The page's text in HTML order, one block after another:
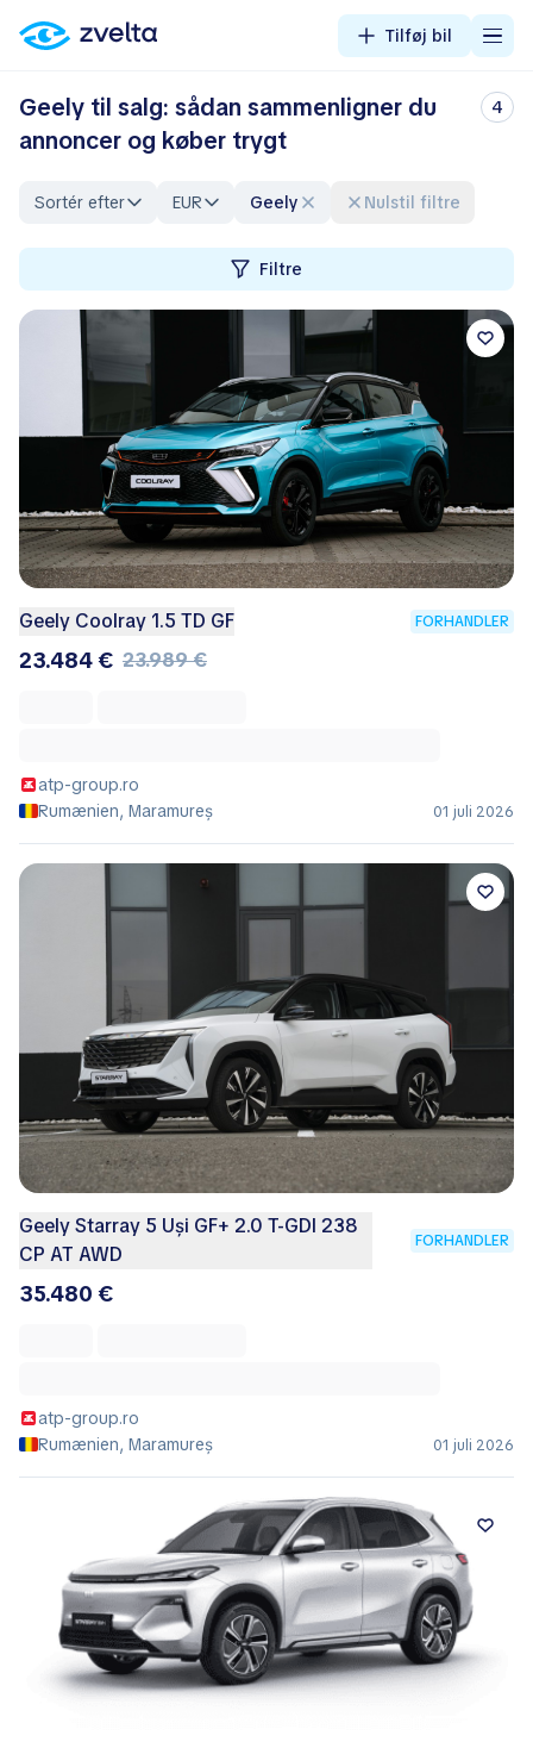
Tilføj bil
Geely til salg: sådan sammenligner du
annoncer og køber trygt
4
Sortér efter EUR Geely Nulstil filtre
Filtre
Geely Coolray 1.5 TD GF FORHANDLER
23.484 € 23.989 €
atp-group.ro
Rumænien, Maramureș
01 juli 2026
Geely Starray 5 Uși GF+ 2.0 T-GDI 238
CP AT AWD
FORHANDLER
35.480 €
atp-group.ro
Rumænien, Maramureș
01 juli 2026